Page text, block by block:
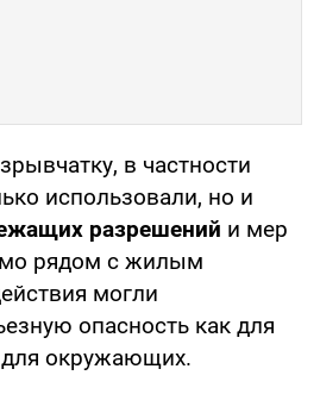
в частности
использовали, но и
разрешений и мер
рядом с жилым
могли
опасность как для
для окружающих.